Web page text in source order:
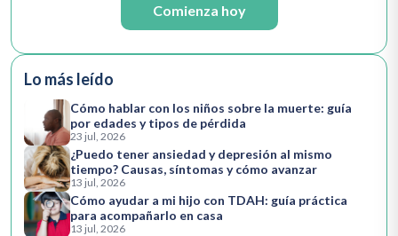
Comienza hoy
Lo más leído
Cómo hablar con los niños sobre la muerte: guía
por edades y tipos de pérdida
23 jul, 2026
¿Puedo tener ansiedad y depresión al mismo
tiempo? Causas, síntomas y cómo avanzar
13 jul, 2026
Cómo ayudar a mi hijo con TDAH: guía práctica
para acompañarlo en casa
13 jul, 2026